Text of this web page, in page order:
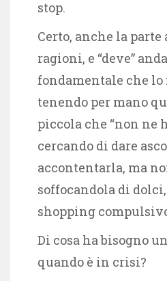
stop.
Certo, anche la parte
ragioni, e “deve”
fondamentale che lo
tenendo per mano
piccola che “non ne
cercando di dare
accontentarla, ma
soffocandola di
shopping
Di cosa ha bisogno
quando è in crisi?